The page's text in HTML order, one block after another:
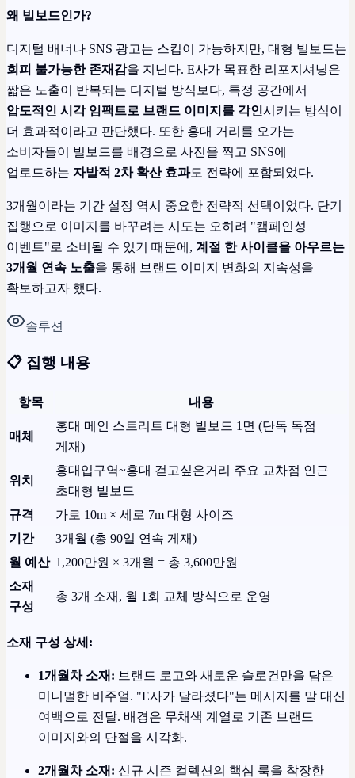
왜 빌보드인가?
디지털 배너나 SNS 광고는 스킵이 가능하지만, 대형 빌보드는
회피 불가능한 존재감을 지닌다. E사가 목표한 리포지셔닝은
짧은 노출이 반복되는 디지털 방식보다, 특정 공간에서
압도적인 시각 임팩트로 브랜드 이미지를 각인시키는 방식이
더 효과적이라고 판단했다. 또한 홍대 거리를 오가는
소비자들이 빌보드를 배경으로 사진을 찍고 SNS에
업로드하는 자발적 2차 확산 효과도 전략에 포함되었다.
3개월이라는 기간 설정 역시 중요한 전략적 선택이었다. 단기
집행으로 이미지를 바꾸려는 시도는 오히려 "캠페인성
이벤트"로 소비될 수 있기 때문에, 계절 한 사이클을 아우르는
3개월 연속 노출을 통해 브랜드 이미지 변화의 지속성을
확보하고자 했다.
솔루션
📋 집행 내용
항목 내용
매체
홍대 메인 스트리트 대형 빌보드 1면 (단독 독점
게재)
위치
홍대입구역~홍대 걷고싶은거리 주요 교차점 인근
초대형 빌보드
규격
가로 10m × 세로 7m 대형 사이즈
기간
3개월 (총 90일 연속 게재)
월 예산 1,200만원 × 3개월 = 총 3,600만원
소재
구성
총 3개 소재, 월 1회 교체 방식으로 운영
소재 구성 상세:
1개월차 소재: 브랜드 로고와 새로운 슬로건만을 담은
미니멀한 비주얼. "E사가 달라졌다"는 메시지를 말 대신
여백으로 전달. 배경은 무채색 계열로 기존 브랜드
이미지와의 단절을 시각화.
2개월차 소재: 신규 시즌 컬렉션의 핵심 룩을 착장한